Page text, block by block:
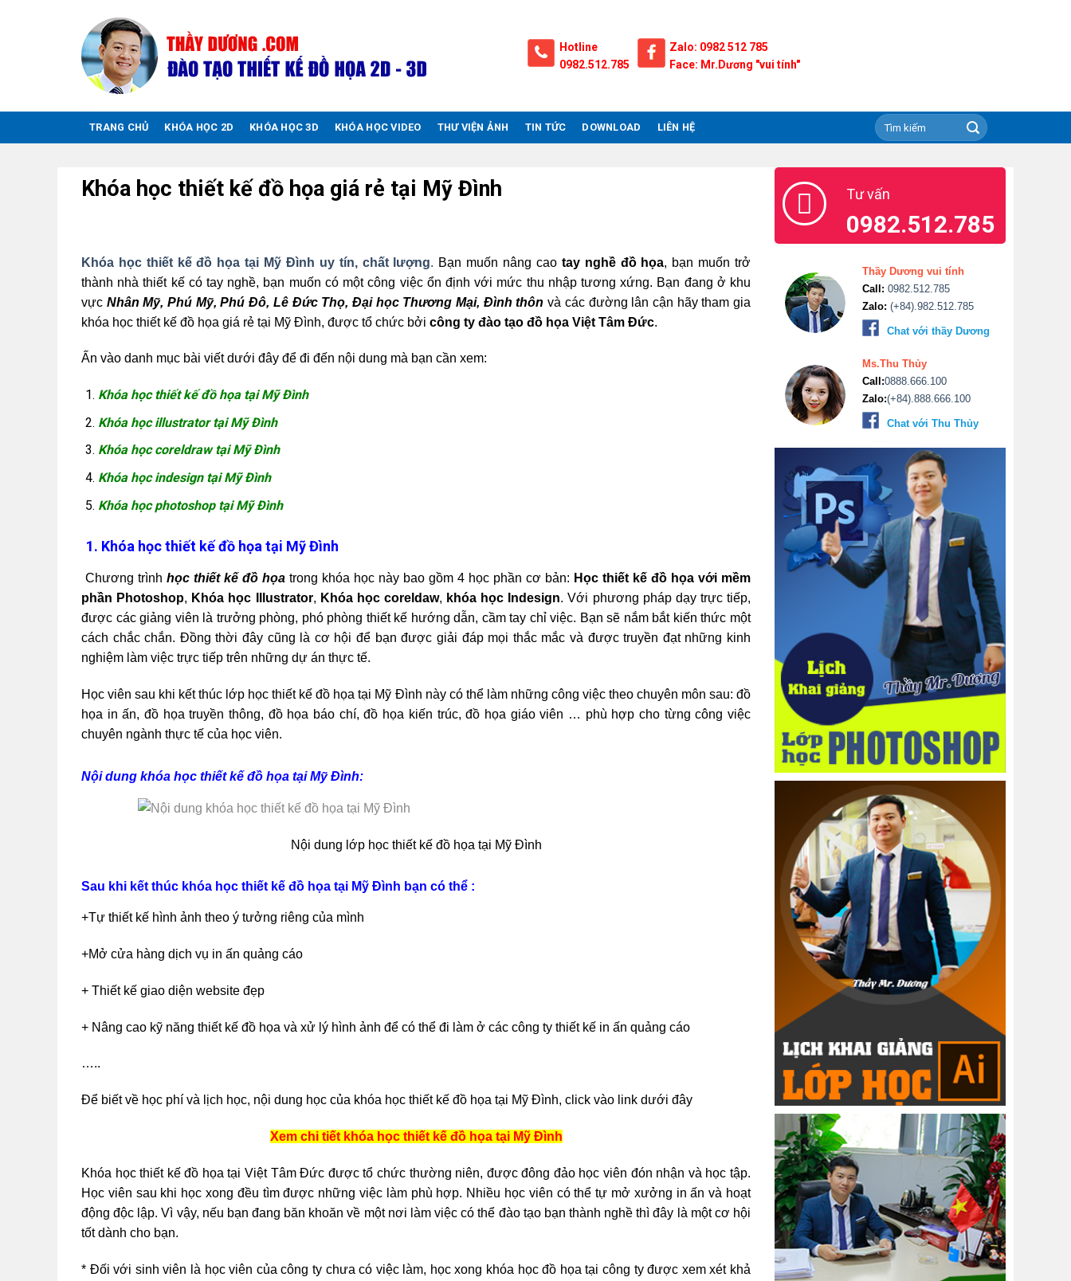
Hotline
0982.512.785
Zalo: 0982 512 785
Face: Mr.Dương "vui tính"
TRANG CHỦ KHÓA HỌC 2D KHÓA HỌC 3D KHÓA HỌC VIDEO THƯ VIỆN ẢNH TIN TỨC DOWNLOAD LIÊN HỆ
Khóa học thiết kế đồ họa giá rẻ tại Mỹ Đình
Khóa học thiết kế đồ họa tại Mỹ Đình uy tín, chất lượng. Bạn muốn nâng cao tay nghề đồ họa, bạn muốn trở
thành nhà thiết kế có tay nghề, bạn muốn có một công việc ổn định với mức thu nhập tương xứng. Bạn đang ở khu
vực Nhân Mỹ, Phú Mỹ, Phú Đô, Lê Đức Thọ, Đại học Thương Mại, Đình thôn và các đường lân cận hãy tham gia
khóa học thiết kế đồ họa giá rẻ tại Mỹ Đình, được tổ chức bởi công ty đào tạo đồ họa Việt Tâm Đức.
Ấn vào danh mục bài viết dưới đây để đi đến nội dung mà bạn cần xem:
Khóa học thiết kế đồ họa tại Mỹ Đình
Khóa học illustrator tại Mỹ Đình
Khóa học coreldraw tại Mỹ Đình
Khóa học indesign tại Mỹ Đình
Khóa học photoshop tại Mỹ Đình
1. Khóa học thiết kế đồ họa tại Mỹ Đình
Chương trình học thiết kế đồ họa trong khóa học này bao gồm 4 học phần cơ bản: Học thiết kế đồ họa với mềm
phần Photoshop, Khóa học Illustrator, Khóa học coreldaw, khóa học Indesign. Với phương pháp dạy trực tiếp,
được các giảng viên là trưởng phòng, phó phòng thiết kế hướng dẫn, cầm tay chỉ việc. Bạn sẽ nắm bắt kiến thức một
cách chắc chắn. Đồng thời đây cũng là cơ hội để bạn được giải đáp mọi thắc mắc và được truyền đạt những kinh
nghiệm làm việc trực tiếp trên những dự án thực tế.
Học viên sau khi kết thúc lớp học thiết kế đồ họa tại Mỹ Đình này có thể làm những công việc theo chuyên môn sau: đồ
họa in ấn, đồ họa truyền thông, đồ họa báo chí, đồ họa kiến trúc, đồ họa giáo viên … phù hợp cho từng công việc
chuyên ngành thực tế của học viên.
Nội dung khóa học thiết kế đồ họa tại Mỹ Đình:
Nội dung lớp học thiết kế đồ họa tại Mỹ Đình
Sau khi kết thúc khóa học thiết kế đồ họa tại Mỹ Đình bạn có thể :
+Tự thiết kế hình ảnh theo ý tưởng riêng của mình
+Mở cửa hàng dịch vụ in ấn quảng cáo
+ Thiết kế giao diện website đẹp
+ Nâng cao kỹ năng thiết kế đồ họa và xử lý hình ảnh để có thể đi làm ở các công ty thiết kế in ấn quảng cáo
…..
Để biết về học phí và lịch học, nội dung học của khóa học thiết kế đồ họa tại Mỹ Đình, click vào link dưới đây
Xem chi tiết khóa học thiết kế đồ họa tại Mỹ Đình
Khóa học thiết kế đồ họa tại Việt Tâm Đức được tổ chức thường niên, được đông đảo học viên đón nhận và học tập.
Học viên sau khi học xong đều tìm được những việc làm phù hợp. Nhiều học viên có thể tự mở xưởng in ấn và hoạt
động độc lập. Vì vậy, nếu bạn đang băn khoăn về một nơi làm việc có thể đào tạo bạn thành nghề thì đây là một cơ hội
tốt dành cho bạn.
* Đối với sinh viên là học viên của công ty chưa có việc làm, học xong khóa học đồ họa tại công ty được xem xét khả
Tư vấn
0982.512.785
Thầy Dương vui tính
Call: 0982.512.785
Zalo: (+84).982.512.785
Chat với thầy Dương
Ms.Thu Thủy
Call:0888.666.100
Zalo:(+84).888.666.100
Chat với Thu Thủy